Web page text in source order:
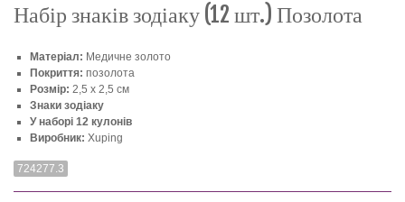
Набір знаків зодіаку (12 шт.) Позолота
Матеріал: Медичне золото
Покриття: позолота
Розмір: 2,5 х 2,5 см
Знаки зодіаку
У наборі 12 кулонів
Виробник: Xuping
724277.3